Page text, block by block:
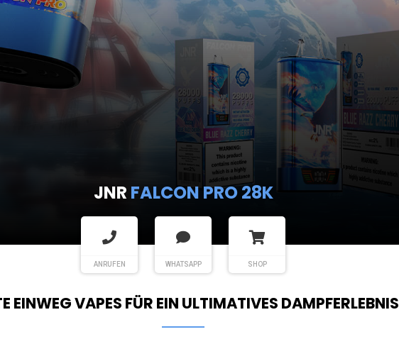
JNR FALCON PRO 28K
ANRUFEN WHATSAPP SHOP
EINWEG VAPES FÜR EIN ULTIMATIVES DAMPFERLEBNIS